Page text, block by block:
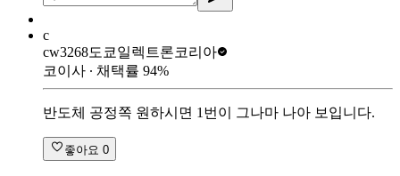
c
cw3268도쿄일렉트론코리아
코이사 ∙ 채택률 94%
반도체 공정쪽 원하시면 1번이 그나마 나아 보입니다.
좋아요 0